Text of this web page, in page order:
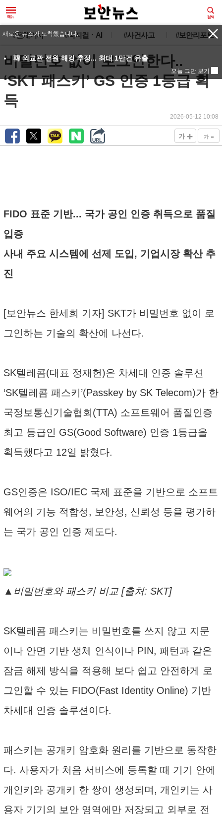
#전체기사 #피지컬ㆍAI #사건사고 #보안리포트
비밀번호 없이 로그인한다..
‘SKT 패스키’ GS 인증 1등급 획
득
2026-05-12 10:08
가 + 가 -
FIDO 표준 기반... 국가 공인 인증 취득으로 품질
입증
사내 주요 시스템에 선제 도입, 기업시장 확산 추
진
[보안뉴스 한세희 기자] SKT가 비밀번호 없이 로
그인하는 기술의 확산에 나선다.
SK텔레콤(대표 정재헌)은 차세대 인증 솔루션
‘SK텔레콤 패스키’(Passkey by SK Telecom)가 한
국정보통신기술협회(TTA) 소프트웨어 품질인증
최고 등급인 GS(Good Software) 인증 1등급을
획득했다고 12일 밝혔다.
GS인증은 ISO/IEC 국제 표준을 기반으로 소프트
웨어의 기능 적합성, 보안성, 신뢰성 등을 평가하
는 국가 공인 인증 제도다.
▲비밀번호와 패스키 비교 [출처: SKT]
SK텔레콤 패스키는 비밀번호를 쓰지 않고 지문
이나 안면 기반 생체 인식이나 PIN, 패턴과 같은
잠금 해제 방식을 적용해 보다 쉽고 안전하게 로
그인할 수 있는 FIDO(Fast Identity Online) 기반
차세대 인증 솔루션이다.
패스키는 공개키 암호화 원리를 기반으로 동작한
다. 사용자가 처음 서비스에 등록할 때 기기 안에
개인키와 공개키 한 쌍이 생성되며, 개인키는 사
용자 기기의 보안 영역에만 저장되고 외부로 전
새로운 뉴스가 도착했습니다.
韓 외교관 전원 해킹 추정... 최대 1만건 유출
오늘 그만 보기